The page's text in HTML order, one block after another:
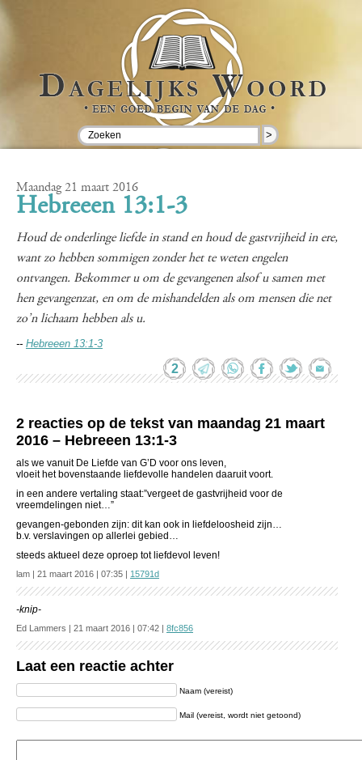
>
Maandag 21 maart 2016
Hebreeen 13:1-3
Houd de onderlinge liefde in stand en houd de gastvrijheid in ere,
want zo hebben sommigen zonder het te weten engelen
ontvangen. Bekommer u om de gevangenen alsof u samen met
hen gevangenzat, en om de mishandelden als om mensen die net
zo’n lichaam hebben als u.
-- Hebreeen 13:1-3
2
2 reacties op de tekst van maandag 21 maart
2016 – Hebreeen 13:1-3
als we vanuit De Liefde van G’D voor ons leven,
vloeit het bovenstaande liefdevolle handelen daaruit voort.
in een andere vertaling staat:”vergeet de gastvrijheid voor de
vreemdelingen niet…”
gevangen-gebonden zijn: dit kan ook in liefdeloosheid zijn…
b.v. verslavingen op allerlei gebied…
steeds aktueel deze oproep tot liefdevol leven!
lam | 21 maart 2016 | 07:35 | 15791d
-knip-
Ed Lammers | 21 maart 2016 | 07:42 | 8fc856
Laat een reactie achter
Naam (vereist)
Mail (vereist, wordt niet getoond)